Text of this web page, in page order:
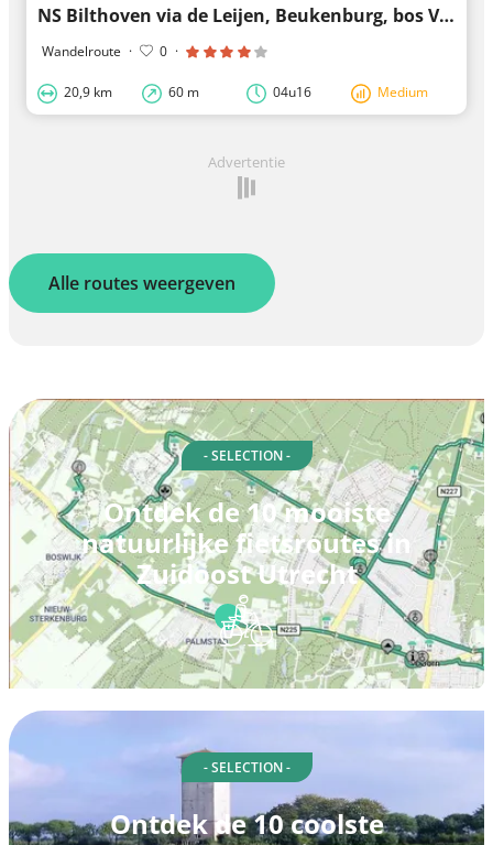
NS Bilthoven via de Leijen, Beukenburg, bos Voordaan, Ridderoordse bossen naar NS Bilthoven
Wandelroute · 0 ·
20,9 km 60 m 04u16 Medium
Advertentie
Alle routes weergeven
- SELECTION -
Ontdek de 10 mooiste
natuurlijke fietsroutes in
Zuidoost Utrecht
- SELECTION -
Ontdek de 10 coolste